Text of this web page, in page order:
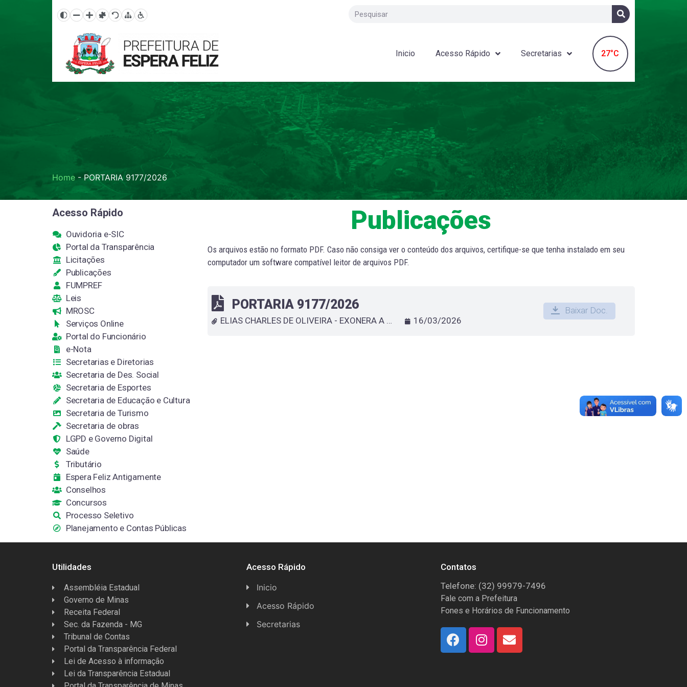
Inicio Acesso Rápido Secretarias 27°C
Home -PORTARIA 9177/2026
Acesso Rápido
Ouvidoria e-SIC
Portal da Transparência
Licitações
Publicações
FUMPREF
Leis
MROSC
Serviços Online
Portal do Funcionário
e-Nota
Secretarias e Diretorias
Secretaria de Des. Social
Secretaria de Esportes
Secretaria de Educação e Cultura
Secretaria de Turismo
Secretaria de obras
LGPD e Governo Digital
Saúde
Tributário
Espera Feliz Antigamente
Conselhos
Concursos
Processo Seletivo
Planejamento e Contas Públicas
Publicações
Os arquivos estão no formato PDF. Caso não consiga ver o conteúdo dos arquivos, certifique-se que tenha instalado em seu
computador um software compatível leitor de arquivos PDF.
PORTARIA 9177/2026
ELIAS CHARLES DE OLIVEIRA - EXONERA A PEDIDO SERVIDOR QUE ESPECIFICA 16/03/2026
Baixar Doc.
Utilidades
Assembléia Estadual
Governo de Minas
Receita Federal
Sec. da Fazenda - MG
Tribunal de Contas
Portal da Transparência Federal
Lei de Acesso à informação
Lei da Transparência Estadual
Acesso Rápido
Inicio
Acesso Rápido
Concursos
Secretarias
Contatos
Telefone: (32) 99979-7496
Fale com a Prefeitura
Fones e Horários de Funcionamento